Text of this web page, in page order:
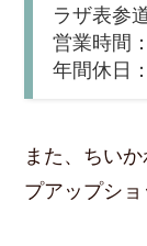
ラザ表参
営業時間
年間休日
また、ちい
プアップショ